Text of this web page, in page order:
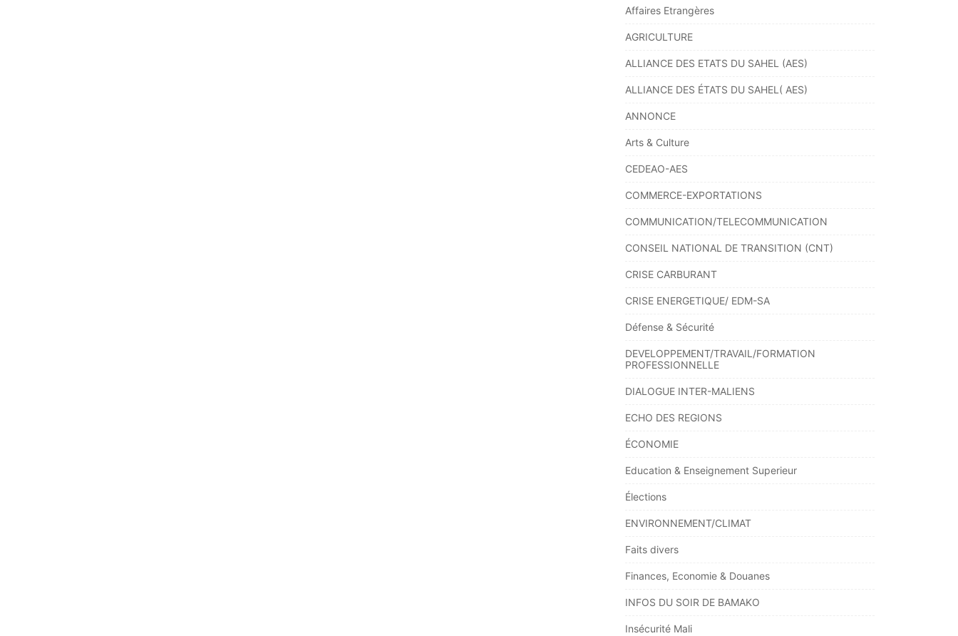
Affaires Etrangères
AGRICULTURE
ALLIANCE DES ETATS DU SAHEL (AES)
ALLIANCE DES ÉTATS DU SAHEL( AES)
ANNONCE
Arts & Culture
CEDEAO-AES
COMMERCE-EXPORTATIONS
COMMUNICATION/TELECOMMUNICATION
CONSEIL NATIONAL DE TRANSITION (CNT)
CRISE CARBURANT
CRISE ENERGETIQUE/ EDM-SA
Défense & Sécurité
DEVELOPPEMENT/TRAVAIL/FORMATION
PROFESSIONNELLE
DIALOGUE INTER-MALIENS
ECHO DES REGIONS
ÉCONOMIE
Education & Enseignement Superieur
Élections
ENVIRONNEMENT/CLIMAT
Faits divers
Finances, Economie & Douanes
INFOS DU SOIR DE BAMAKO
Insécurité Mali